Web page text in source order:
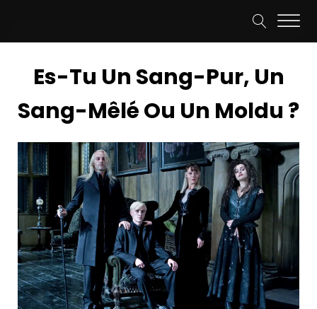
Es-Tu Un Sang-Pur, Un
Sang-Mêlé Ou Un Moldu ?